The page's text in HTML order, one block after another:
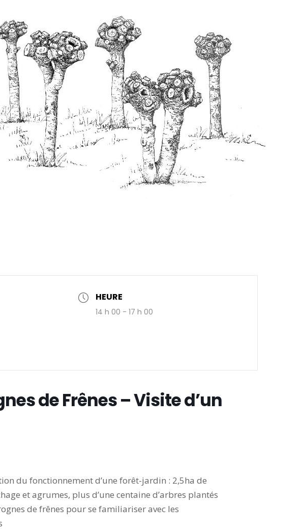
HEURE
14 h 00 - 17 h 00
de Frênes – Visite d’un
du fonctionnement d’une forêt-jardin : 2,5ha de
et agrumes, plus d’une centaine d’arbres plantés
de frênes pour se familiariser avec les